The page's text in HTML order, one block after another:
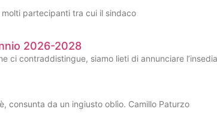
partecipanti tra cui il sindaco
2026-2028
ci contraddistingue, siamo lieti di annunciare
consunta da un ingiusto oblìo. Camillo Paturzo